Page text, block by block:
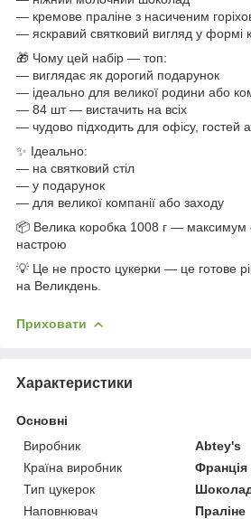
— кремове праліне з насиченим
— яскравий святковий вигляд у формі
🎁 Чому цей набір — топ:
— виглядає як дорогий подарунок
— ідеально для великої родини або
— 84 шт — вистачить на всіх
— чудово підходить для офісу, гостей
✨ Ідеально:
— на святковий стіл
— у подарунок
— для великої компанії або заходу
📦 Велика коробка 1008 г — максимум
настрою
💡 Це не просто цукерки — це готове
на Великдень.
Приховати
Характеристики
Основні
Виробник
Abtey's
Країна виробник
Франція
Тип цукерок
Наповнювач
Праліне